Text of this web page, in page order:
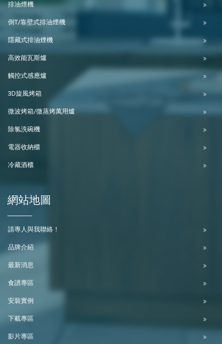
排油煙機
倒T/靠壁式排油煙機
隱藏式排油煙機
高效能瓦斯爐
觸控式感應爐
3D旋風烤箱
微波烤箱/微蒸烤萬用爐
除氯洗碗機
電器收納櫃
冷藏酒櫃
網站地圖
請專人與我聯絡！
品牌介紹
最新消息
食譜專區
安裝實例
下載專區
影片專區